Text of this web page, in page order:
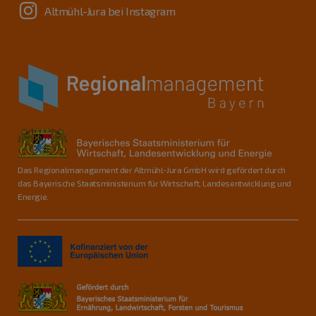
Altmühl-Jura bei Instagram
Das Regionalmanagement der Altmühl-Jura GmbH wird gefördert durch
das Bayerische Staatsministerium für Wirtschaft, Landesentwicklung und
Energie.